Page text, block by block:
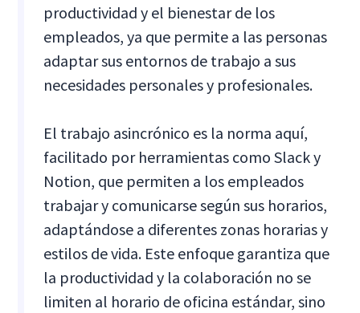
productividad y el bienestar de los
empleados, ya que permite a las personas
adaptar sus entornos de trabajo a sus
necesidades personales y profesionales.
El trabajo asincrónico es la norma aquí,
facilitado por herramientas como Slack y
Notion, que permiten a los empleados
trabajar y comunicarse según sus horarios,
adaptándose a diferentes zonas horarias y
estilos de vida. Este enfoque garantiza que
la productividad y la colaboración no se
limiten al horario de oficina estándar, sino